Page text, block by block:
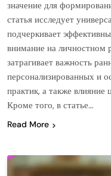
значение для
статья исследует
подчеркивает
внимание на личностном
затрагивает важность
персонализированных и
практик, а также влияние
Кроме того, в статье…
Read More